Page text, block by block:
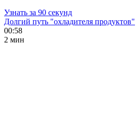
Узнать за 90 секунд
Долгий путь "охладителя продуктов"
00:58
2 мин